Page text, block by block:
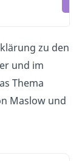
zu den
und im
Thema
Maslow und